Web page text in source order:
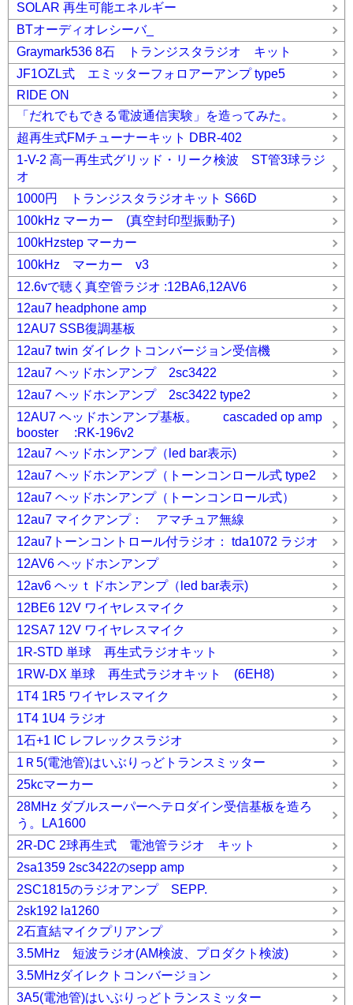
SOLAR 再生可能エネルギー
BTオーディオレシーバ_
Graymark536 8石 トランジスタラジオ キット
JF1OZL式 エミッターフォロアーアンプ type5
RIDE ON
「だれでもできる電波通信実験」を造ってみた。
超再生式FMチューナーキット DBR-402
1-V-2 高一再生式グリッド・リーク検波 ST管3球ラジ
オ
1000円 トランジスタラジオキット S66D
100kHz マーカー (真空封印型振動子)
100kHzstep マーカー
100kHz マーカー v3
12.6vで聴く真空管ラジオ :12BA6,12AV6
12au7 headphone amp
12AU7 SSB復調基板
12au7 twin ダイレクトコンバージョン受信機
12au7 ヘッドホンアンプ 2sc3422
12au7 ヘッドホンアンプ 2sc3422 type2
12AU7 ヘッドホンアンプ基板。 cascaded op amp
booster :RK-196v2
12au7 ヘッドホンアンプ（led bar表示)
12au7 ヘッドホンアンプ（トーンコンロール式 type2
12au7 ヘッドホンアンプ（トーンコンロール式）
12au7 マイクアンプ： アマチュア無線
12au7トーンコントロール付ラジオ： tda1072 ラジオ
12AV6 ヘッドホンアンプ
12av6 ヘッｔドホンアンプ（led bar表示)
12BE6 12V ワイヤレスマイク
12SA7 12V ワイヤレスマイク
1R-STD 単球 再生式ラジオキット
1RW-DX 単球 再生式ラジオキット (6EH8)
1T4 1R5 ワイヤレスマイク
1T4 1U4 ラジオ
1石+1 IC レフレックスラジオ
1Ｒ5(電池管)はいぶりっどトランスミッター
25kcマーカー
28MHz ダブルスーパーヘテロダイン受信基板を造ろ
う。LA1600
2R-DC 2球再生式 電池管ラジオ キット
2sa1359 2sc3422のsepp amp
2SC1815のラジオアンプ SEPP.
2sk192 la1260
2石直結マイクプリアンプ
3.5MHz 短波ラジオ(AM検波、プロダクト検波)
3.5MHzダイレクトコンバージョン
3A5(電池管)はいぶりっどトランスミッター